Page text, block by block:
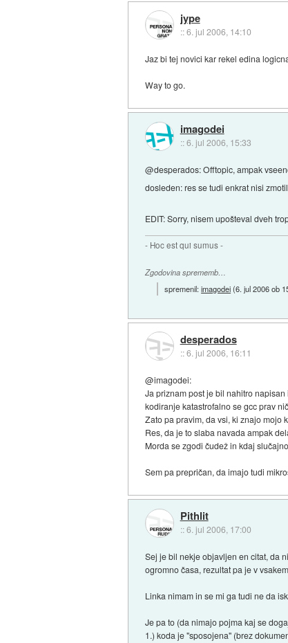
jype
::6. jul 2006, 14:10
Jaz bi tej novici kar rekel edina
Way to go.
imagodei
::6. jul 2006, 15:33
@desperados: Offtopic, ampak
dosleden: res se tudi enkrat nisi
EDIT: Sorry, nisem upošteval dveh
- Hoc est qui sumus -
Zgodovina sprememb…
spremenil:imagodei(6. jul 2006 ob
desperados
::6. jul 2006, 16:11
@imagodei:
Ja priznam post je bil nahitro
kodiranje katastrofalno se gcc prav
Zato pa pravim, da vsi, ki znajo mojo
Res, da je to slaba navada ampak
Morda se zgodi čudež in kdaj
Sem pa prepričan, da imajo tudi
Pithlit
::6. jul 2006, 17:00
Sej je bil nekje objavljen en citat, da
ogromno časa, rezultat pa je v
Linka nimam in se mi ga tudi ne da
Je pa to (da nimajo pojma kaj se
1.) koda je "sposojena" (brez